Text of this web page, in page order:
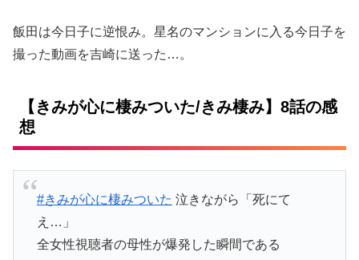
飯田は今日子に逆恨み。星名のマンションに入る今日子を
撮った動画を吉崎に送った…。
【きみが心に棲みついた/きみ棲み】8話の感
想
#きみが心に棲みついた 泣きながら「死にて
え…」
全女性視聴者の母性が爆発した瞬間である